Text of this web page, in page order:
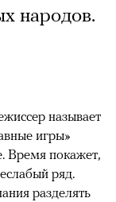
народов.
называет
игры»
Время покажет,
ряд.
разделять